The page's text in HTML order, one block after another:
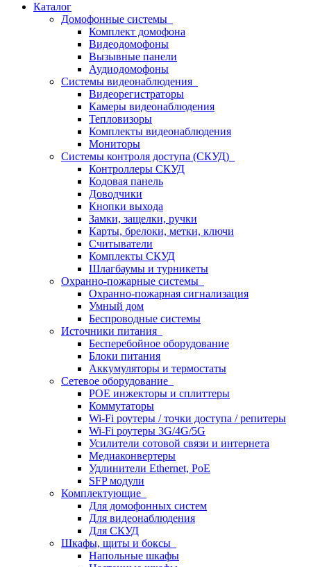
Каталог
Домофонные системы
Комплект домофона
Видеодомофоны
Вызывные панели
Аудиодомофоны
Системы видеонаблюдения
Видеорегистраторы
Камеры видеонаблюдения
Тепловизоры
Комплекты видеонаблюдения
Мониторы
Системы контроля доступа (СКУД)
Контроллеры СКУД
Кодовая панель
Доводчики
Кнопки выхода
Замки, защелки, ручки
Карты, брелоки, метки, ключи
Считыватели
Комплекты СКУД
Шлагбаумы и турникеты
Охранно-пожарные системы
Охранно-пожарная сигнализация
Умный дом
Беспроводные системы
Источники питания
Бесперебойное оборудование
Блоки питания
Аккумуляторы и термостаты
Сетевое оборудование
POE инжекторы и сплиттеры
Коммутаторы
Wi-Fi роутеры / точки доступа / репитеры
Wi-Fi роутеры 3G/4G/5G
Усилители сотовой связи и интернета
Медиаконвертеры
Удлинители Ethernet, PoE
SFP модули
Комплектующие
Для домофонных систем
Для видеонаблюдения
Для СКУД
Шкафы, щиты и боксы
Напольные шкафы